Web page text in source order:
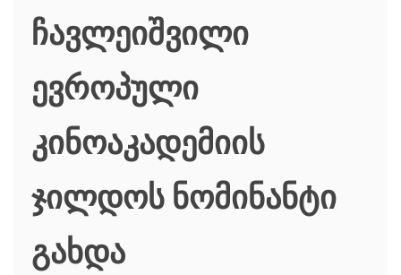
ჩავლეიშვილი
ევროპული
კინოაკადემიის
ჯილდოს ნომინანტი
გახდა